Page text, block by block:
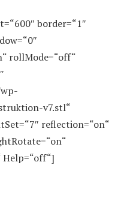
border=“1″
rollMode=“off“
v7.stl“
reflection=“on“
Help=“off“]